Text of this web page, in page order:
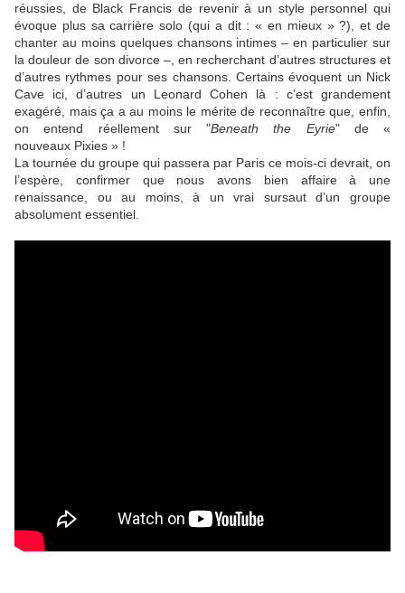
réussies, de Black Francis de revenir à un style personnel qui
évoque plus sa carrière solo (qui a dit : « en mieux » ?), et de
chanter au moins quelques chansons intimes – en particulier sur
la douleur de son divorce –, en recherchant d’autres structures et
d’autres rythmes pour ses chansons. Certains évoquent un Nick
Cave ici, d’autres un Leonard Cohen là : c’est grandement
exagéré, mais ça a au moins le mérite de reconnaître que, enfin,
on entend réellement sur "Beneath the Eyrie" de «
nouveaux Pixies » !
La tournée du groupe qui passera par Paris ce mois-ci devrait, on
l’espère, confirmer que nous avons bien affaire à une
renaissance, ou au moins, à un vrai sursaut d’un groupe
absolument essentiel.